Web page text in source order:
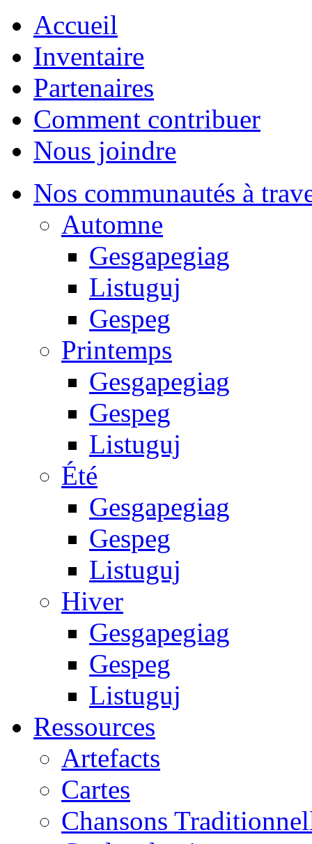
Accueil
Inventaire
Partenaires
Comment contribuer
Nous joindre
Nos communautés à
Automne
Gesgapegiag
Listuguj
Gespeg
Printemps
Gesgapegiag
Gespeg
Listuguj
Été
Gesgapegiag
Gespeg
Listuguj
Hiver
Gesgapegiag
Gespeg
Listuguj
Ressources
Artefacts
Cartes
Chansons